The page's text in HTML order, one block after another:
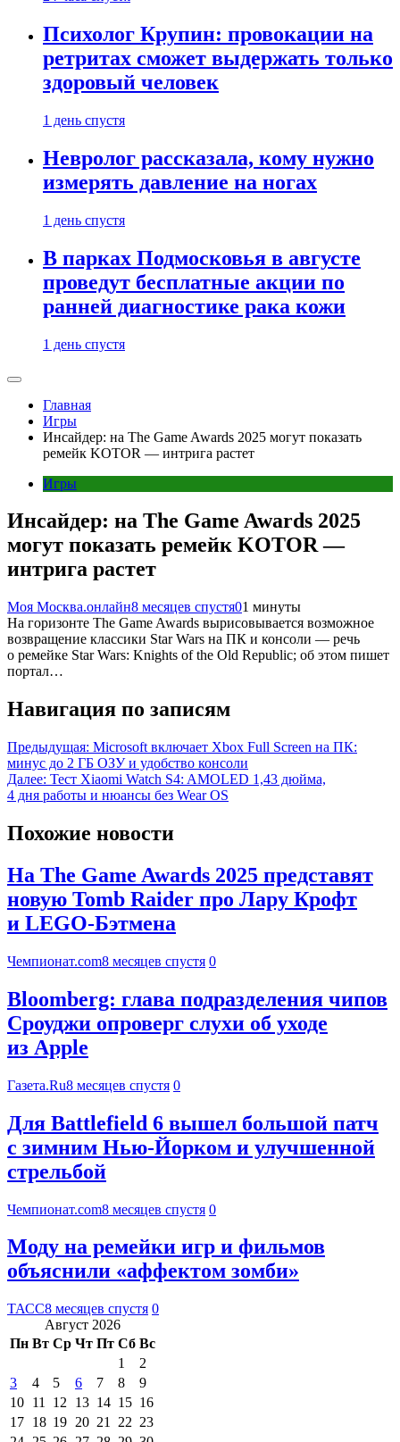
Психолог Крупин: провокации на
ретритах сможет выдержать только
здоровый человек
1 день спустя
Невролог рассказала, кому нужно
измерять давление на ногах
1 день спустя
В парках Подмосковья в августе
проведут бесплатные акции по
ранней диагностике рака кожи
1 день спустя
Главная
Игры
Инсайдер: на The Game Awards 2025 могут показать
ремейк KOTOR — интрига растет
Игры
Инсайдер: на The Game Awards 2025
могут показать ремейк KOTOR —
интрига растет
Моя Москва.онлайн8 месяцев спустя01 минуты
На горизонте The Game Awards вырисовывается возможное
возвращение классики Star Wars на ПК и консоли — речь
о ремейке Star Wars: Knights of the Old Republic; об этом пишет
портал…
Навигация по записям
Предыдущая: Microsoft включает Xbox Full Screen на ПК:
минус до 2 ГБ ОЗУ и удобство консоли
Далее: Тест Xiaomi Watch S4: AMOLED 1,43 дюйма,
4 дня работы и нюансы без Wear OS
Похожие новости
На The Game Awards 2025 представят
новую Tomb Raider про Лару Крофт
и LEGO-Бэтмена
Чемпионат.com8 месяцев спустя 0
Bloomberg: глава подразделения чипов
Сроуджи опроверг слухи об уходе
из Apple
Газета.Ru8 месяцев спустя 0
Для Battlefield 6 вышел большой патч
с зимним Нью-Йорком и улучшенной
стрельбой
Чемпионат.com8 месяцев спустя 0
Моду на ремейки игр и фильмов
объяснили «аффектом зомби»
ТАСС8 месяцев спустя 0
Август 2026
Пн Вт Ср Чт Пт Сб Вс
1
2
3
4 5 6 7 8
9
10 11 12 13 14 15 16
17 18 19 20 21 22 23